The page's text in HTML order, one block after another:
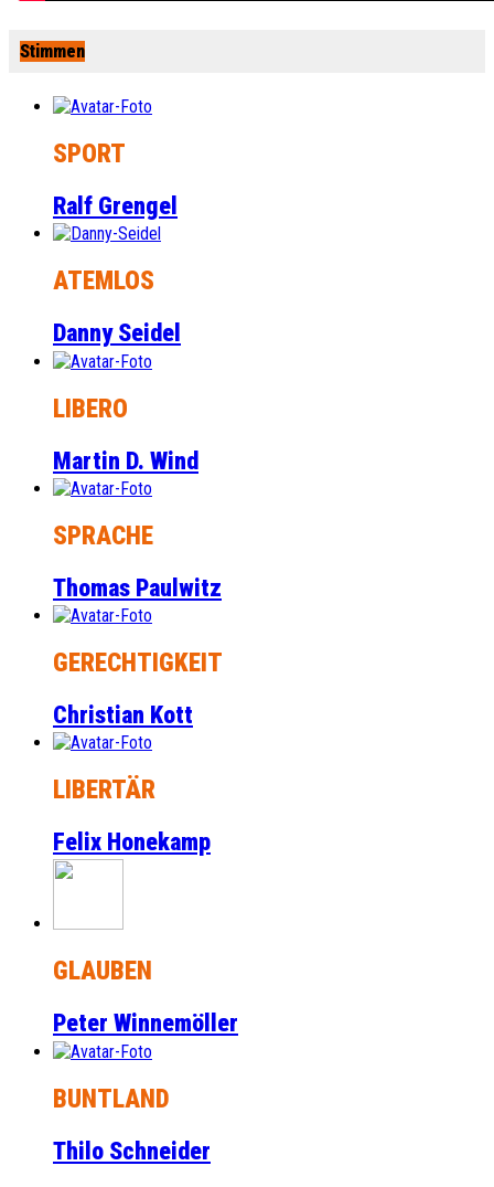
Stimmen
SPORT
Ralf Grengel
ATEMLOS
Danny Seidel
LIBERO
Martin D. Wind
SPRACHE
Thomas Paulwitz
GERECHTIGKEIT
Christian Kott
LIBERTÄR
Felix Honekamp
GLAUBEN
Peter Winnemöller
BUNTLAND
Thilo Schneider